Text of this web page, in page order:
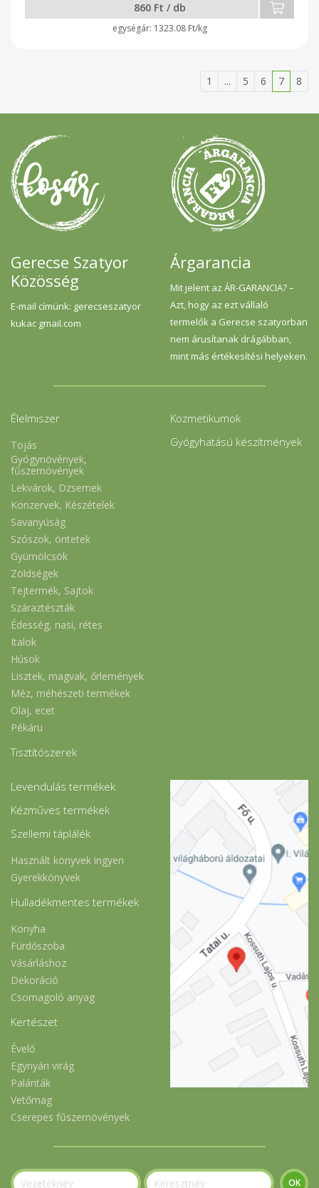
860 Ft / db
1323.08 Ft/kg
1 ... 5 6 7 8
Gerecse Szatyor
Közösség
E-mail címünk: gerecseszatyor
kukac gmail.com
Árgarancia
Mit jelent az ÁR-GARANCIA? –
Azt, hogy az ezt vállaló
termelők a Gerecse szatyorban
nem árusítanak drágábban,
mint más értékesítési helyeken.
Élelmiszer
Tojás
Gyógynövények,
fűszernövények
Lekvárok, Dzsemek
Konzervek, Készételek
Savanyúság
Szószok, öntetek
Gyümölcsök
Zöldségek
Tejtermék, Sajtok
Száraztészták
Édesség, nasi, rétes
Italok
Húsok
Lisztek, magvak, őrlemények
Méz, méhészeti termékek
Olaj, ecet
Pékáru
Tisztítószerek
Kozmetikumok
Gyógyhatású készítmények
Levendulás termékek
Kézműves termékek
Szellemi táplálék
Használt könyvek ingyen
Gyerekkönyvek
Hulladékmentes termékek
Konyha
Fürdőszoba
Vásárláshoz
Dekoráció
Csomagoló anyag
Kertészet
Évelő
Egynyári virág
Palánták
Vetőmag
Cserepes fűszernövények